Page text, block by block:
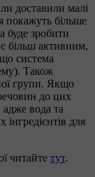
доставили малі
покажуть більше
буде зробити
більш активним,
система
Також
групи. Якщо
до цих
адже вода та
для
читайте тут.